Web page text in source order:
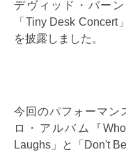
デヴィッド・バー
「Tiny Desk
を披露しました。
今回のパフォーマン
ロ・アルバム『
Laughs」と「Don't